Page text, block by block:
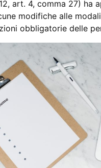
art. 4, comma 27) ha
modifiche alle
obbligatorie delle